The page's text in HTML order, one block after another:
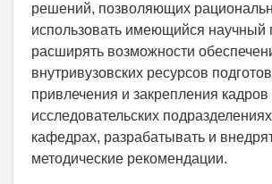
решений, позволяющих
использовать имеющийся научный
расширять возможности
внутривузовских ресурсов
привлечения и закрепления кадров
исследовательских
кафедрах, разрабатывать и
методические рекомендации.